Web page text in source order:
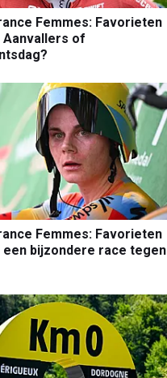
Femmes: Favorieten
Aanvallers of
Femmes: Favorieten
een bijzondere race tegen